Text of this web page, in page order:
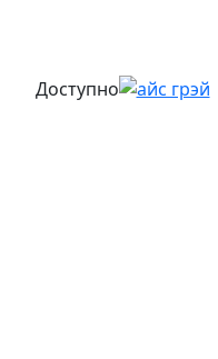
Доступно